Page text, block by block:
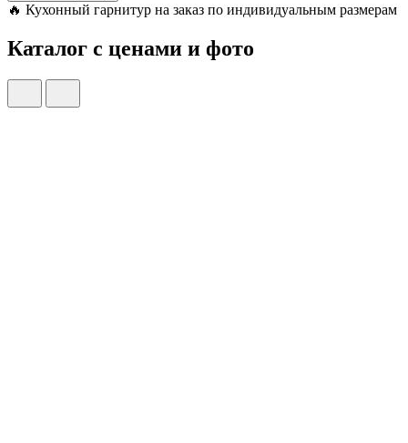
🔥 Кухонный гарнитур на заказ по индивидуальным размерам
Каталог с ценами и фото